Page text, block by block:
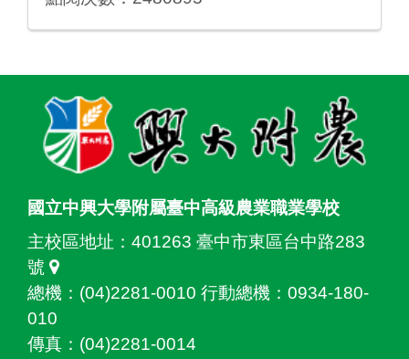
國立中興大學附屬臺中高級農業職業學校
主校區地址： 401263 臺中市東區台中路283
號
總機：(04)2281-0010 行動總機：0934-180-
010
傳真：(04)2281-0014